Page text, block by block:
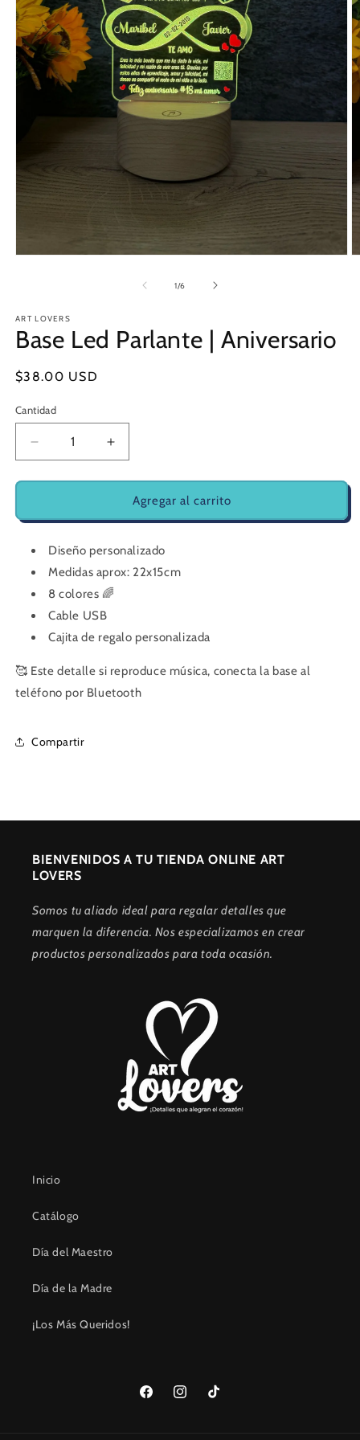
1/de
6
ART LOVERS
Base Led Parlante | Aniversario
Precio
$38.00 USD
Cantidad
Reducir
cantidad
para
Led
|
Aniversario
Aumentar
cantidad
para
Base
Led
|
Aniversario
Agregar al carrito
Diseño personalizado
Medidas aprox: 22x15cm
8 colores 🌈
Cable USB
Cajita de regalo personalizada
🥰 Este detalle si reproduce música, conecta la base al
teléfono por Bluetooth
Compartir
BIENVENIDOS A TU TIENDA ONLINE ART
LOVERS
Somos tu aliado ideal para regalar detalles que
marquen la diferencia. Nos especializamos en crear
productos personalizados para toda ocasión.
Inicio
Catálogo
Día del Maestro
Día de la Madre
¡Los Más Queridos!
FacebookInstagramTikTok